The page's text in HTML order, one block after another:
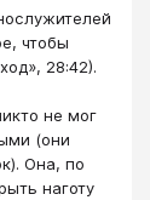
чтобы
28:42).
не мог
(они
Она, по
наготу